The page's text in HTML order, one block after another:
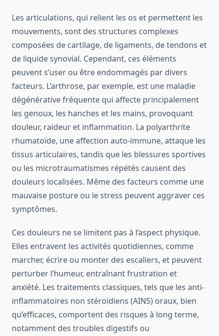
Les articulations, qui relient les os et permettent les
mouvements, sont des structures complexes
composées de cartilage, de ligaments, de tendons et
de liquide synovial. Cependant, ces éléments
peuvent s’user ou être endommagés par divers
facteurs. L’arthrose, par exemple, est une maladie
dégénérative fréquente qui affecte principalement
les genoux, les hanches et les mains, provoquant
douleur, raideur et inflammation. La polyarthrite
rhumatoïde, une affection auto-immune, attaque les
tissus articulaires, tandis que les blessures sportives
ou les microtraumatismes répétés causent des
douleurs localisées. Même des facteurs comme une
mauvaise posture ou le stress peuvent aggraver ces
symptômes.
Ces douleurs ne se limitent pas à l’aspect physique.
Elles entravent les activités quotidiennes, comme
marcher, écrire ou monter des escaliers, et peuvent
perturber l’humeur, entraînant frustration et
anxiété. Les traitements classiques, tels que les anti-
inflammatoires non stéroïdiens (AINS) oraux, bien
qu’efficaces, comportent des risques à long terme,
notamment des troubles digestifs ou